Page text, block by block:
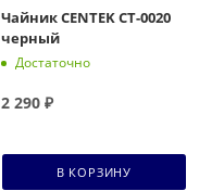
Чайник CENTEK CT-0020
черный
Достаточно
2 290 ₽
В КОРЗИНУ